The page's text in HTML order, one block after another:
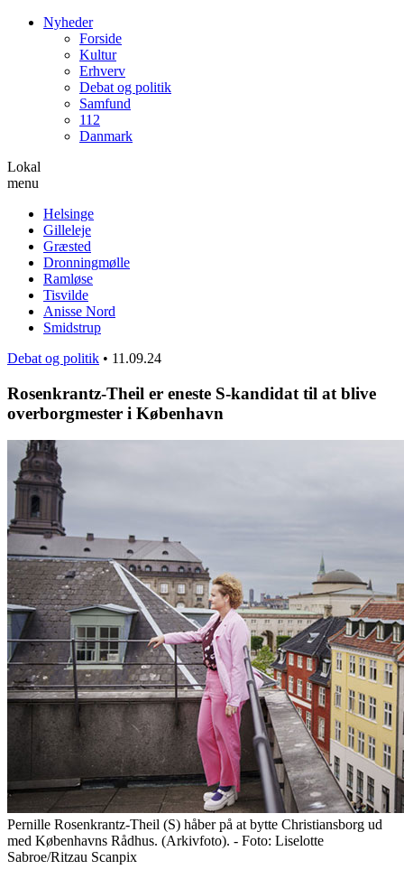
Nyheder
Forside
Kultur
Erhverv
Debat og politik
Samfund
112
Danmark
Lokal
menu
Helsinge
Gilleleje
Græsted
Dronningmølle
Ramløse
Tisvilde
Anisse Nord
Smidstrup
Debat og politik • 11.09.24
Rosenkrantz-Theil er eneste S-kandidat til at blive
overborgmester i København
Pernille Rosenkrantz-Theil (S) håber på at bytte Christiansborg ud
med Københavns Rådhus. (Arkivfoto). - Foto: Liselotte
Sabroe/Ritzau Scanpix